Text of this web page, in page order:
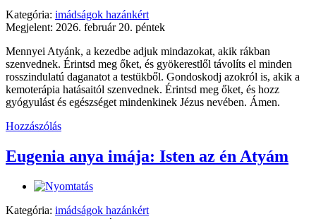
Kategória: imádságok hazánkért
Megjelent: 2026. február 20. péntek
Mennyei Atyánk, a kezedbe adjuk mindazokat, akik rákban
szenvednek. Érintsd meg őket, és gyökerestlől távolíts el minden
rosszindulatú daganatot a testükből. Gondoskodj azokról is, akik a
kemoterápia hatásaitól szenvednek. Érintsd meg őket, és hozz
gyógyulást és egészséget mindenkinek Jézus nevében. Ámen.
Hozzászólás
Eugenia anya imája: Isten az én Atyám
Kategória: imádságok hazánkért